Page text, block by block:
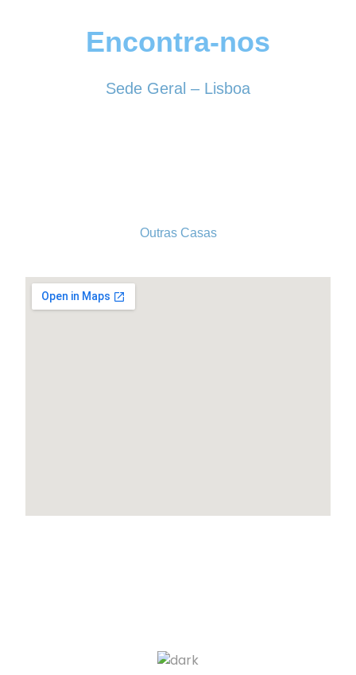
Encontra-nos
Sede Geral – Lisboa
Outras Casas